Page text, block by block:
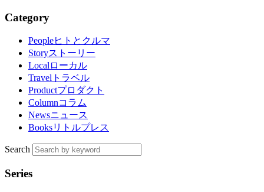
Category
Peopleヒトとクルマ
Storyストーリー
Localローカル
Travel トラベル
Productプロダクト
Columnコラム
Newsニュース
Booksリトルプレス
Search
Series